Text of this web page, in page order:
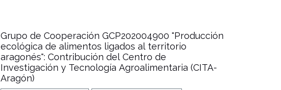
Grupo de Cooperación GCP202004900 "Producción
ecológica de alimentos ligados al territorio
aragonés": Contribución del Centro de
Investigación y Tecnología Agroalimentaria (CITA-
Aragón)